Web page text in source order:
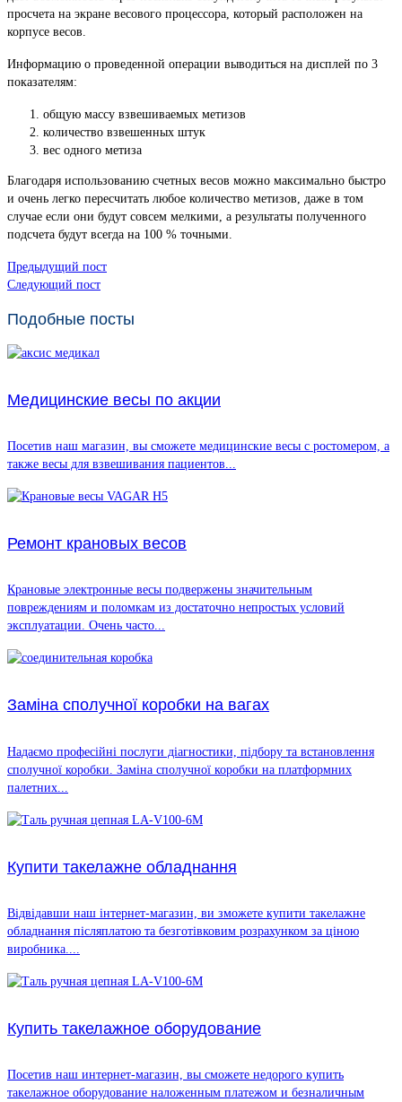
просчета на экране весового процессора, который расположен на
корпусе весов.
Информацию о проведенной операции выводиться на дисплей по 3
показателям:
общую массу взвешиваемых метизов
количество взвешенных штук
вес одного метиза
Благодаря использованию счетных весов можно максимально быстро
и очень легко пересчитать любое количество метизов, даже в том
случае если они будут совсем мелкими, а результаты полученного
подсчета будут всегда на 100 % точными.
Предыдущий пост
Следующий пост
Подобные посты
Медицинские весы по акции
Посетив наш магазин, вы сможете медицинские весы с ростомером, а
также весы для взвешивания пациентов...
Ремонт крановых весов
Крановые электронные весы подвержены значительным
повреждениям и поломкам из достаточно непростых условий
эксплуатации. Очень часто...
Заміна сполучної коробки на вагах
Надаємо професійні послуги діагностики, підбору та встановлення
сполучної коробки. Заміна сполучної коробки на платформних
палетних...
Купити такелажне обладнання
Відвідавши наш інтернет-магазин, ви зможете купити такелажне
обладнання післяплатою та безготівковим розрахунком за ціною
виробника....
Купить такелажное оборудование
Посетив наш интернет-магазин, вы сможете недорого купить
такелажное оборудование наложенным платежом и безналичным